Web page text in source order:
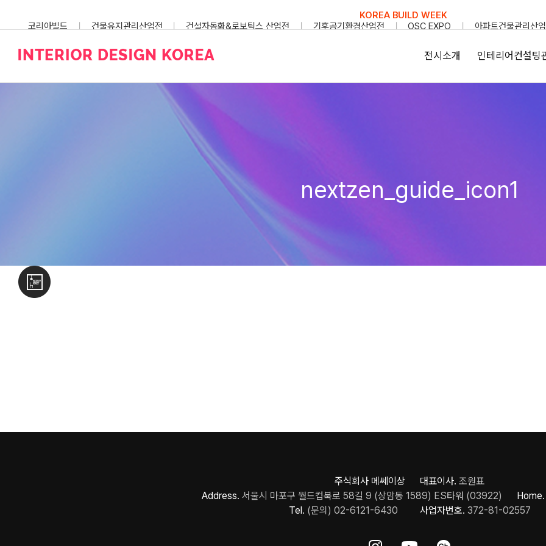
KOREA BUILD WEEK
코리아빌드
건물유지관리산업전 건설자동화&로보틱스 산업전 기후공기환경산업전 OSC EXPO 아파트건물관리산
전시소개 인테리어컨설팅
nextzen_guide_icon1
주식회사 메쎄이상 대표이사. 조원표
Address. 서울시 마포구 월드컵북로 58길 9 (상암동 1589) ES타워 (03922) Home.
Tel. (문의) 02-6121-6430 사업자번호. 372-81-02557